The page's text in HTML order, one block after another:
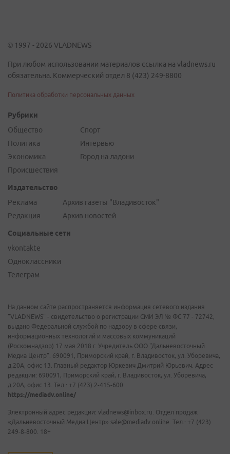
© 1997 - 2026 VLADNEWS
При любом использовании материалов ссылка на vladnews.ru
обязательна. Коммерческий отдел 8 (423) 249-8800
Политика обработки персональных данных
Рубрики
Общество
Политика
Экономика
Происшествия
Спорт
Интервью
Город на ладони
Издательство
Реклама
Редакция
Архив газеты "Владивосток"
Архив новостей
Социальные сети
vkontakte
Одноклассники
Телеграм
На данном сайте распространяется информация сетевого издания
"VLADNEWS" - свидетельство о регистрации СМИ ЭЛ № ФС 77 - 72742,
выдано Федеральной службой по надзору в сфере связи,
информационных технологий и массовых коммуникаций
(Роскомнадзор) 17 мая 2018 г. Учредитель ООО "Дальневосточный
Медиа Центр". 690091, Приморский край, г. Владивосток, ул. Уборевича,
д.20А, офис 13. Главный редактор Юркевич Дмитрий Юрьевич. Адрес
редакции: 690091, Приморский край, г. Владивосток, ул. Уборевича,
д.20А, офис 13. Тел.: +7 (423) 2-415-600.
https://mediadv.online/
Электронный адрес редакции: vladnews@inbox.ru. Отдел продаж
«Дальневосточный Медиа Центр» sale@mediadv.online. Тел.: +7 (423)
249-8-800. 18+